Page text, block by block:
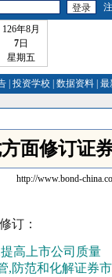
126年8月
7日
星期五
投资学校 数据资料 最
面修订证
http://www.bond-
订：
高上市公司质量
,防范和化解证券